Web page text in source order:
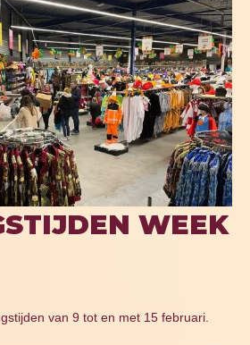
WEEK
van 9 tot en met 15 februari.